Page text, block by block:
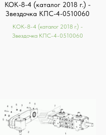
КОК-8-4 (каталог 2018 г.) -
Звездочка КПС-4-0510060
КОК-8-4 (каталог 2018 г.) -
Звездочка КПС-4-0510060